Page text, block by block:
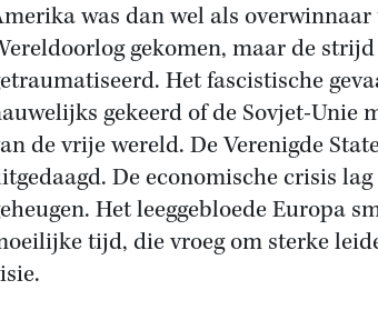
was dan wel als overwinnaar
gekomen, maar de
Het fascistische
gekeerd of de Sovjet-Unie
de vrije wereld. De Verenigde
De economische crisis
Het leeggebloede Europa
tijd, die vroeg om sterke